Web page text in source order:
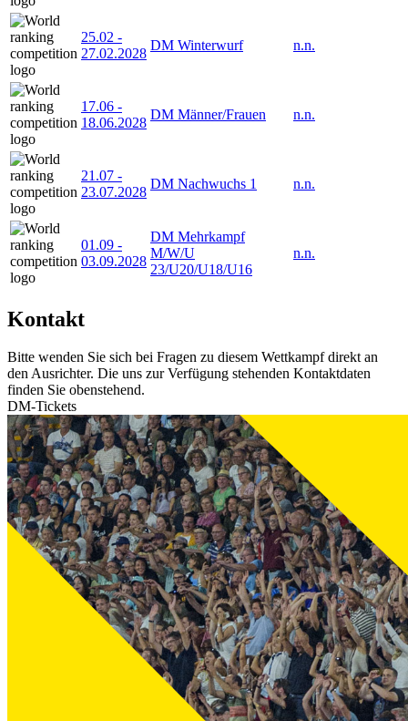
25.02 -
27.02.2028
DM Winterwurf n.n.
17.06 -
18.06.2028
DM Männer/Frauen n.n.
21.07 -
23.07.2028
DM Nachwuchs 1 n.n.
01.09 -
03.09.2028
DM Mehrkampf
M/W/U
23/U20/U18/U16
n.n.
Kontakt
Bitte wenden Sie sich bei Fragen zu diesem Wettkampf direkt an
den Ausrichter. Die uns zur Verfügung stehenden Kontaktdaten
finden Sie obenstehend.
DM-Tickets